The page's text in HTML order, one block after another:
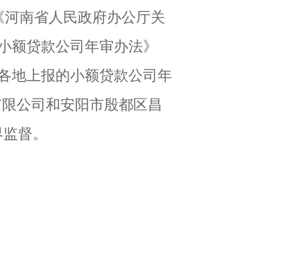
南省人民政府办公厅关
贷款公司年审办法》
地上报的小额贷款公司年
公司和安阳市殷都区昌
督。